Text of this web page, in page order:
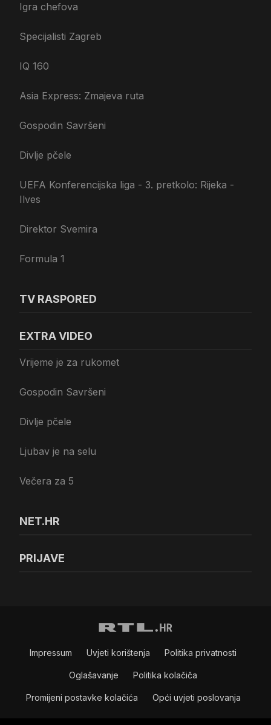
Igra chefova
Specijalisti Zagreb
IQ 160
Asia Express: Zmajeva ruta
Gospodin Savršeni
Divlje pčele
UEFA Konferencijska liga - 3. pretkolo: Rijeka -
Ilves
Direktor Svemira
Formula 1
TV RASPORED
EXTRA VIDEO
Vrijeme je za rukomet
Gospodin Savršeni
Divlje pčele
Ljubav je na selu
Večera za 5
NET.HR
PRIJAVE
Impressum Uvjeti korištenja Politika privatnosti
Oglašavanje Politika kolačiča
Promijeni postavke kolačića Opći uvjeti poslovanja